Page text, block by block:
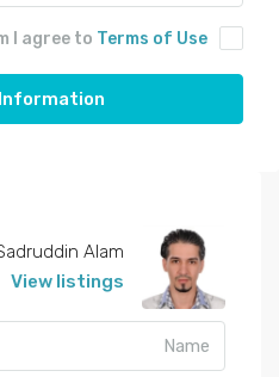
I agree to Terms of Use
Alam
View listings